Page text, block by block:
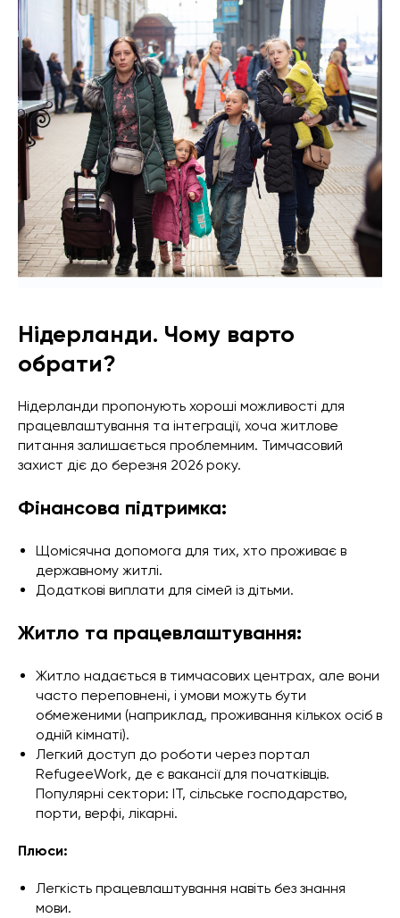
Нідерланди. Чому варто
обрати?
Нідерланди пропонують хороші можливості для
працевлаштування та інтеграції, хоча житлове
питання залишається проблемним. Тимчасовий
захист діє до березня 2026 року.
Фінансова підтримка:
Щомісячна допомога для тих, хто проживає в
державному житлі.
Додаткові виплати для сімей із дітьми.
Житло та працевлаштування:
Житло надається в тимчасових центрах, але вони
часто переповнені, і умови можуть бути
обмеженими (наприклад, проживання кількох осіб в
одній кімнаті).
Легкий доступ до роботи через портал
RefugeeWork, де є вакансії для початківців.
Популярні сектори: IT, сільське господарство,
порти, верфі, лікарні.
Плюси:
Легкість працевлаштування навіть без знання
мови.